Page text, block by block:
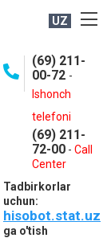
UZ
(69) 211-
00-72 -
Ishonch
telefoni
(69) 211-
72-00 - Call
Center
Tadbirkorlar
uchun:
hisobot.stat.uz
ga o'tish